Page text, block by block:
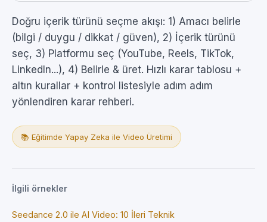
Doğru içerik türünü seçme akışı: 1) Amacı belirle
(bilgi / duygu / dikkat / güven), 2) İçerik türünü
seç, 3) Platformu seç (YouTube, Reels, TikTok,
LinkedIn...), 4) Belirle & üret. Hızlı karar tablosu +
altın kurallar + kontrol listesiyle adım adım
yönlendiren karar rehberi.
📚 Eğitimde Yapay Zeka ile Video Üretimi
İlgili örnekler
Seedance 2.0 ile AI Video: 10 İleri Teknik